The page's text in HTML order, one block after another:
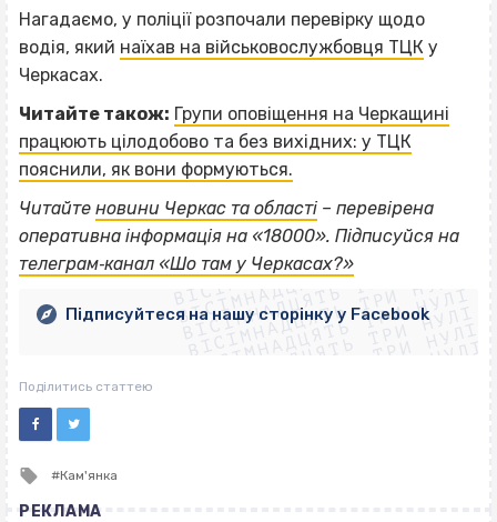
Нагадаємо, у поліції розпочали перевірку щодо
водія, який наїхав на військовослужбовця ТЦК у
Черкасах.
Читайте також: Групи оповіщення на Черкащині
працюють цілодобово та без вихідних: у ТЦК
пояснили, як вони формуються.
Читайте новини Черкас та області – перевірена
оперативна інформація на «18000». Підписуйся на
телеграм‐канал «Шо там у Черкасах?»
ВІСІМНАДЦЯТЬ ТРИ НУЛІ
ВІСІМНАДЦЯТЬ ТРИ НУЛІ
ВІСІМНАДЦЯТЬ ТРИ НУЛІ
ВІСІМНАДЦЯТЬ ТРИ НУЛІ
ВІСІМНАДЦЯТЬ ТРИ НУЛІ
ВІСІМНАДЦЯТЬ ТРИ НУЛІ
ВІСІМНАДЦЯТЬ ТРИ НУЛІ
ВІСІМНАДЦЯТЬ ТРИ НУЛІ
Підписуйтеся на нашу сторінку у Facebook
Поділитись статтею
Tagged
Кам'янка
РЕКЛАМА